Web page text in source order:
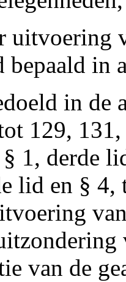
uitvoering
bepaald in
in
129,
1, derde
lid en §
van de